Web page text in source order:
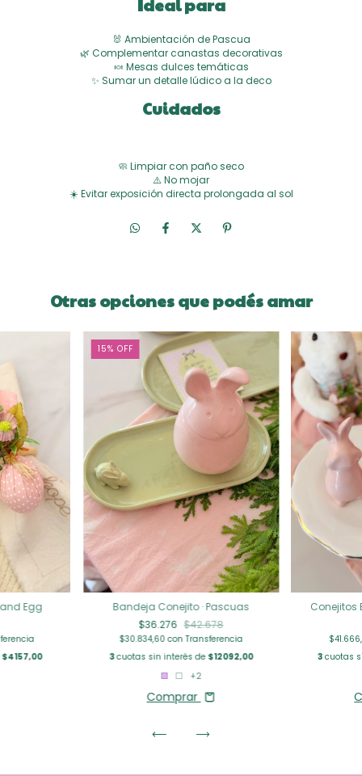
Ideal para
🐰 Ambientación de Pascua
🌿 Complementar canastas decorativas
🍬 Mesas dulces temáticas
✨ Sumar un detalle lúdico a la deco
Cuidados
🧼 Limpiar con paño seco
⚠️ No mojar
☀️ Evitar exposición directa prolongada al sol
Otras opciones que podés amar
Egg
$4157,00
15% OFF
Bandeja Conejito · Pascuas
$36.276 $42.678
$30.834,60con Transferencia
3cuotas sin interés de$12092,00
+2
Comprar
Conejitos
3 cuotas